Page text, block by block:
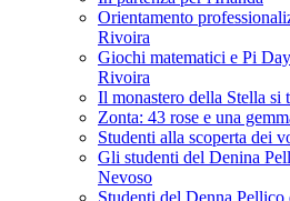
Orientamento
Rivoira
Giochi matematici e Pi
Rivoira
Il monastero della Stella
Zonta: 43 rose e una
Studenti alla scoperta dei
Gli studenti del Denina
Nevoso